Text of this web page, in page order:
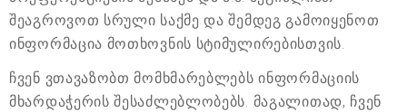
შეაგროვოთ სრული საქმე და შემდეგ გამოიყენოთ
ინფორმაცია მოთხოვნის სტიმულირებისთვის.
ჩვენ ვთავაზობთ მომხმარებლებს ინფორმაციის
მხარდაჭერის შესაძლებლობებს. მაგალითად, ჩვენ